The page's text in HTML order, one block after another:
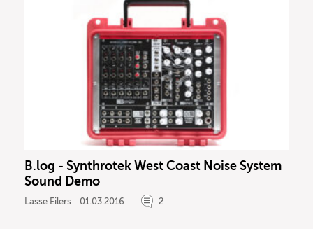
B.log - Synthrotek West Coast Noise System
Sound Demo
Lasse Eilers 01.03.2016 2